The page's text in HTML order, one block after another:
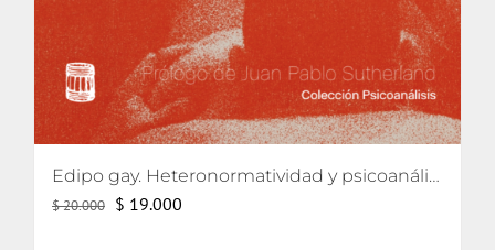
Edipo gay. Heteronormatividad y psicoanálisis
$20.000 El
$ 19.000